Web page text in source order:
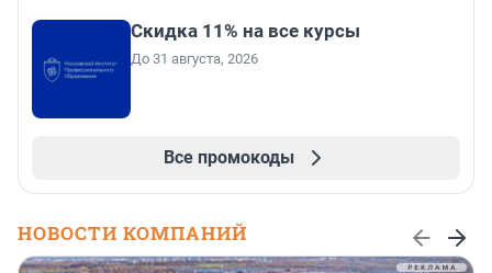
Скидка 11% на все курсы
До 31 августа, 2026
Все промокоды
НОВОСТИ КОМПАНИЙ